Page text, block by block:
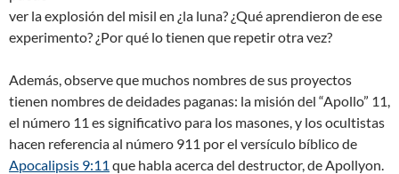
ver la explosión del misil en ¿la luna? ¿Qué aprendieron de ese
experimento? ¿Por qué lo tienen que repetir otra vez?
Además, observe que muchos nombres de sus proyectos
tienen nombres de deidades paganas: la misión del “Apollo” 11,
el número 11 es significativo para los masones, y los ocultistas
hacen referencia al número 911 por el versículo bíblico de
Apocalipsis 9:11 que habla acerca del destructor, de Apollyon.